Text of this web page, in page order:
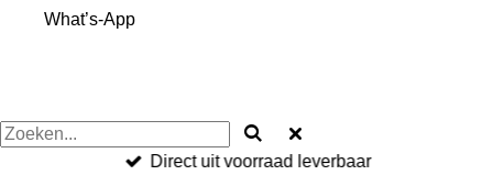
What’s-App
Direct uit voorraad leverbaar